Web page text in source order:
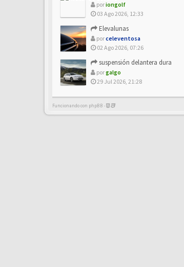
poriongolf
03 Ago 2026, 12:33
Elevalunas
porceleventosa
02 Ago 2026, 07:26
suspensión delantera dura
porgalgo
29 Jul 2026, 21:28
Funcionando con phpBB -